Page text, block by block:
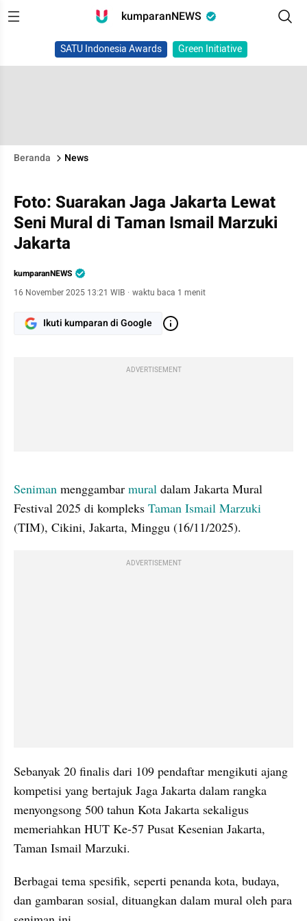
kumparanNEWS
SATU Indonesia Awards Green Initiative
Beranda News
Foto: Suarakan Jaga Jakarta Lewat
Seni Mural di Taman Ismail Marzuki
Jakarta
kumparanNEWS
16 November 2025 13:21 WIB · waktu baca 1 menit
Ikuti kumparan di Google
ADVERTISEMENT
Seniman menggambar mural dalam Jakarta Mural
Festival 2025 di kompleks Taman Ismail Marzuki
(TIM), Cikini, Jakarta, Minggu (16/11/2025).
ADVERTISEMENT
Sebanyak 20 finalis dari 109 pendaftar mengikuti ajang
kompetisi yang bertajuk Jaga Jakarta dalam rangka
menyongsong 500 tahun Kota Jakarta sekaligus
memeriahkan HUT Ke-57 Pusat Kesenian Jakarta,
Taman Ismail Marzuki.
Berbagai tema spesifik, seperti penanda kota, budaya,
dan gambaran sosial, dituangkan dalam mural oleh para